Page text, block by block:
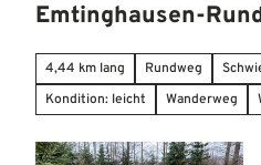
Emtinghausen-
4,44 km lang Rundweg
Kondition: leicht
Wanderweg